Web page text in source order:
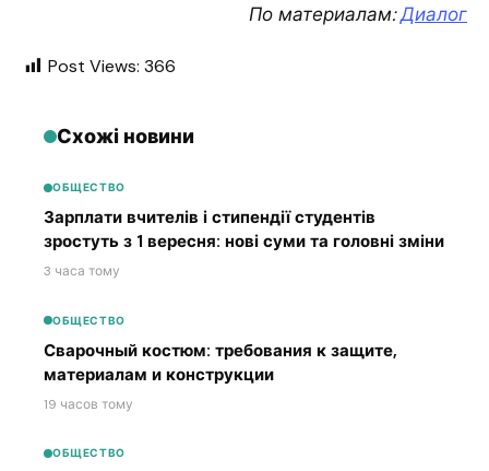
По материалам:Диалог
Post Views: 366
Схожі новини
ОБЩЕСТВО
Зарплати вчителів і стипендії студентів
зростуть з 1 вересня: нові суми та головні зміни
3 часа тому
ОБЩЕСТВО
Сварочный костюм: требования к защите,
материалам и конструкции
19 часов тому
ОБЩЕСТВО